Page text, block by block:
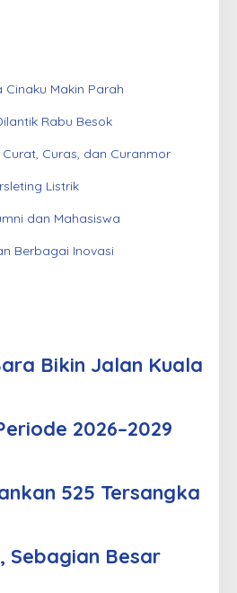
Makin Parah
Rabu Besok
Curas, dan Curanmor
Listrik
dan Mahasiswa
Berbagai Inovasi
Bikin Jalan Kuala
2026–2029
525 Tersangka
Sebagian Besar